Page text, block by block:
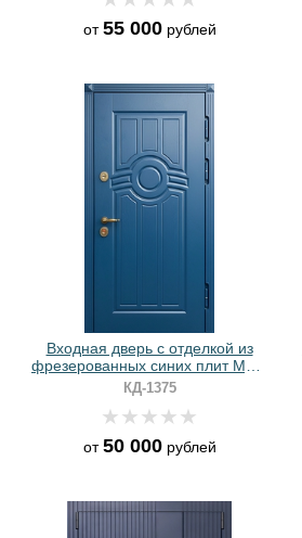
от55 000рублей
Входная дверь с отделкой из
фрезерованных синих плит МДФ
RAL
КД-1375
от50 000рублей